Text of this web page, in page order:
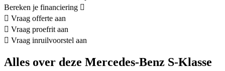
Bereken je financiering
Vraag offerte aan
Vraag proefrit aan
Vraag inruilvoorstel aan
Alles over deze Mercedes-Benz S-Klasse